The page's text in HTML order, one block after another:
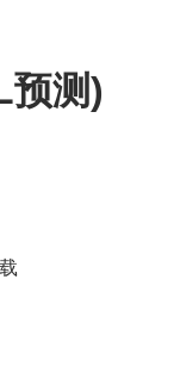
预测)